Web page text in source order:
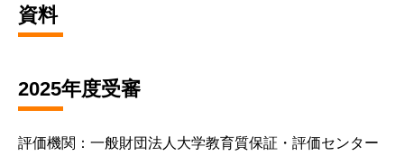
資料
2025年度受審
評価機関：一般財団法人大学教育質保証・評価センター